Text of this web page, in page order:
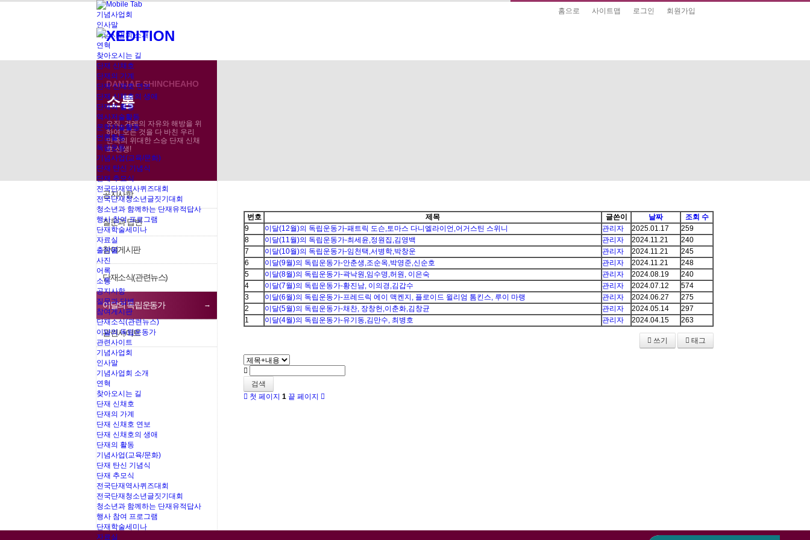
홈으로 사이트맵 로그인 회원가입
기념사업회
인사말
기념사업회 소개
연혁
찾아오시는 길
단재 신채호
단재의 가계
단재 신채호 연보
단재 신채호의 생애
단재의 활동
역사저술활동
문학저술활동
언론활동
독립운동
기념사업(교육/문화)
단재 탄신 기념식
단재 추모식
전국단재역사퀴즈대회
전국단재청소년글짓기대회
청소년과 함께하는 단재유적답사
행사 참여 프로그램
단재학술세미나
자료실
출판물
사진
어록
소통
공지사항
질문과 답변
참여게시판
단재소식(관련뉴스)
이달의 독립운동가
관련사이트
기념사업회
인사말
기념사업회 소개
연혁
찾아오시는 길
단재 신채호
단재의 가계
단재 신채호 연보
단재 신채호의 생애
단재의 활동
기념사업(교육/문화)
단재 탄신 기념식
단재 추모식
전국단재역사퀴즈대회
전국단재청소년글짓기대회
청소년과 함께하는 단재유적답사
행사 참여 프로그램
단재학술세미나
자료실
DANJAE SHINCHEAHO
소통
오직, 겨레의 자유와 해방을 위
하여 모든 것을 다 바친 우리
민족의 위대한 스승 단재 신채
호 선생!
소통
이달의 독립운동가
공지사항
질문과 답변
참여게시판
단재소식(관련뉴스)
이달의 독립운동가
관련사이트
번호 제목 글쓴이 날짜
조회 수
9
이달(12월)의 독립운동가-패트릭 도슨,토마스 다니엘라이언,어거스틴 스위니 관리자 2025.01.17
259
8
이달(11월)의 독립운동가-최세윤,정원집,김영백 관리자 2024.11.21
240
7
이달(10월)의 독립운동가-임천택,서병학,박창운 관리자 2024.11.21
245
6
이달(9월)의 독립운동가-안춘생,조순옥,박영준,신순호 관리자 2024.11.21
248
5
이달(8월)의 독립운동가-곽낙원,임수명,허원, 이은숙 관리자 2024.08.19
240
4
이달(7월)의 독립운동가-황진남, 이의경,김갑수 관리자 2024.07.12
574
3
이달(6월)의 독립운동가-프레드릭 에이 맥켄지, 플로이드 윌리엄 톰킨스, 루이 마랭 관리자 2024.06.27
275
2
이달(5월)의 독립운동가-채찬, 장창헌,이춘화,김창균 관리자 2024.05.14
297
1
이달(4월)의 독립운동가-유기동,김만수, 최병호 관리자 2024.04.15 263
쓰기 태그
검색
첫 페이지 1 끝 페이지